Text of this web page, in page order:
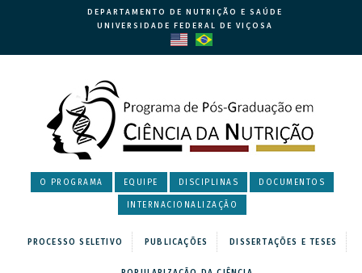
DEPARTAMENTO DE NUTRIÇÃO E SAÚDE
UNIVERSIDADE FEDERAL DE VIÇOSA
O PROGRAMA EQUIPE DISCIPLINAS DOCUMENTOS
INTERNACIONALIZAÇÃO
PROCESSO SELETIVO PUBLICAÇÕES DISSERTAÇÕES E TESES